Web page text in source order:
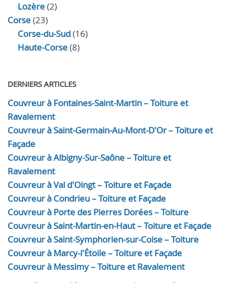
Lozère(2)
Corse(23)
Corse-du-Sud(16)
Haute-Corse(8)
DERNIERS ARTICLES
Couvreur à Fontaines-Saint-Martin – Toiture et
Ravalement
Couvreur à Saint-Germain-Au-Mont-D'Or – Toiture et
Façade
Couvreur à Albigny-Sur-Saône – Toiture et
Ravalement
Couvreur à Val d'Oingt – Toiture et Façade
Couvreur à Condrieu – Toiture et Façade
Couvreur à Porte des Pierres Dorées – Toiture
Couvreur à Saint-Martin-en-Haut – Toiture et Façade
Couvreur à Saint-Symphorien-sur-Coise – Toiture
Couvreur à Marcy-l'Étoile – Toiture et Façade
Couvreur à Messimy – Toiture et Ravalement